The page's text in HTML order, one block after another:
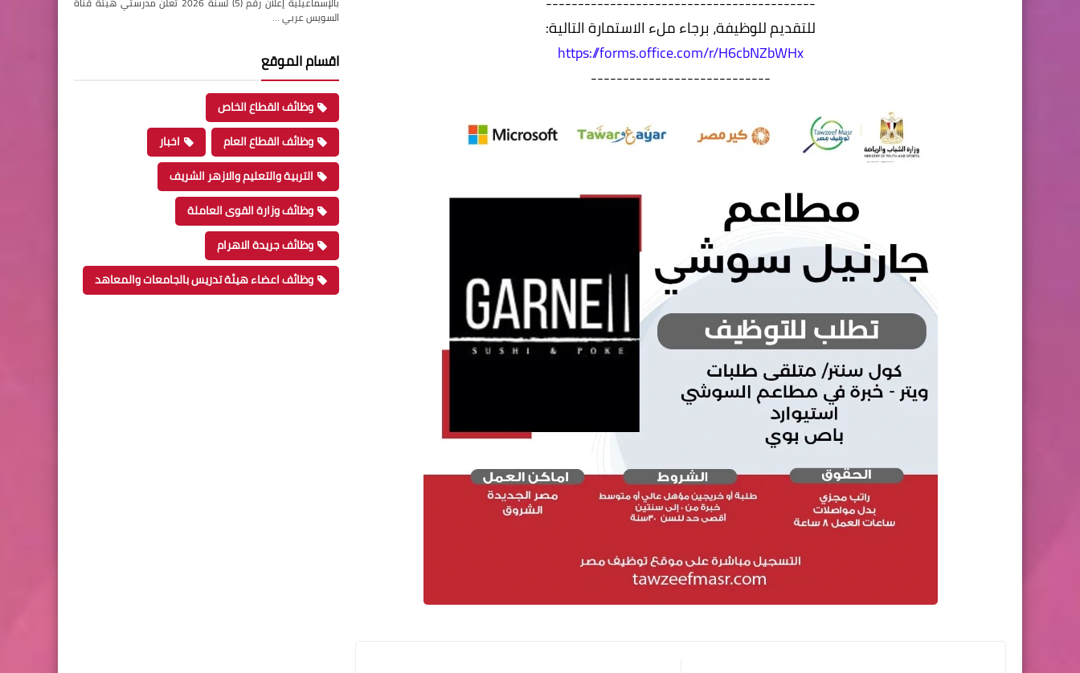
للتقديم للوظيفة، برجاء ملء الاستمارة التالية:
https://forms.office.com/r/H6cbNZbWHx
----------------------------
السويس عربي …
اقسام الموقع
وظائف القطاع الخاص
وظائف القطاع العام
اخبار
التربية والتعليم والازهر الشريف
وظائف وزارة القوى العاملة
وظائف جريدة الاهرام
وظائف اعضاء هيئة تدريس بالجامعات والمعاهد